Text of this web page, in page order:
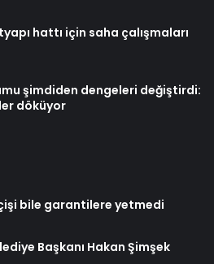
hattı için saha çalışmaları
şimdiden dengeleri değiştirdi:
döküyor
bile garantilere yetmedi
Başkanı Hakan Şimşek